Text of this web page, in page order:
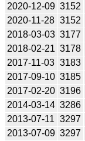
2020-12-09 3152
2020-11-28 3152
2018-03-03 3177
2018-02-21 3178
2017-11-03 3183
2017-09-10 3185
2017-02-20 3196
2014-03-14 3286
2013-07-11 3297
2013-07-09 3297